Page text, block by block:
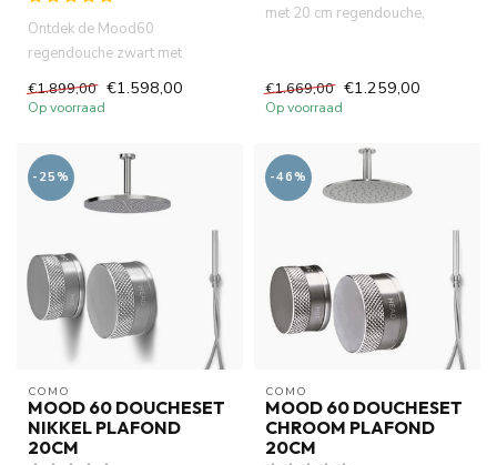
Ontdek de Mood60
regendouche zwart met
thermostaatkraan en 30 cm
douchekop voor ...
€1.899,00 €1.598,00
Op voorraad
met 20 cm regendouche,
€1.669,00 €1.259,00
Op voorraad
-25%
COMO
MOOD 60 DOUCHESET
NIKKEL PLAFOND
20CM
-46%
COMO
MOOD 60 DOUCHESET
CHROOM PLAFOND
20CM